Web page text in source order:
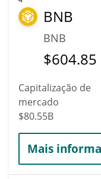
BNB
BNB
$604.85
Capitalização de
mercado
$80.55B
Mais